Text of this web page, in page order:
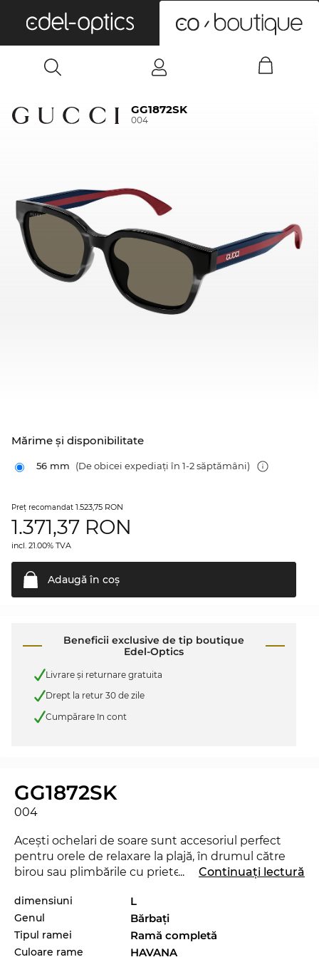
GG1872SK
004
Mărime şi disponibilitate
56 mm (De obicei expediați în 1-2 săptămâni)
Preţ recomandat 1.523,75 RON
1.371,37 RON
incl. 21.00% TVA
Adaugă în coş
Beneficii exclusive de tip boutique
Edel-Optics
Livrare şi returnare gratuita
Drept la retur 30 de zile
Cumpărare în cont
GG1872SK
004
Aceşti ochelari de soare sunt accesoriul perfect
pentru orele de relaxare la plajă, în drumul către
birou sau plimbările cu prietenii prin oraş. Există
colo şi câteva priviri invidioase. Cu acest nou model
de la
poţi demonstra că eşti un „trend-
setter“ veritabil. Chiar şi în sezonul actual, acest
brand reuşeşte să se impună prin colecţia sa,
... Continuați lectură
dimensiuni L
Genul Bărbaţi
Tipul ramei Ramă completă
Culoare rame HAVANA